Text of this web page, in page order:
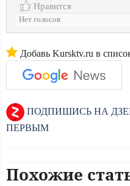
Нравится
Нет голосов
Добавь Kursktv.ru в
ПОДПИШИСЬ НА
ПЕРВЫМ
Похожие